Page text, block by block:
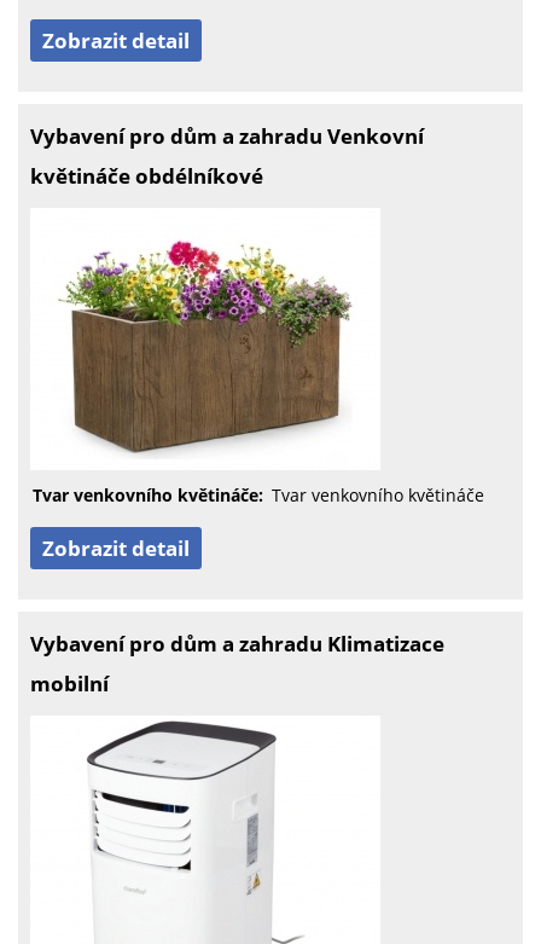
Zobrazit detail
Vybavení pro dům a zahradu Venkovní
květináče obdélníkové
Tvar venkovního květináče: Tvar venkovního květináče
Zobrazit detail
Vybavení pro dům a zahradu Klimatizace
mobilní